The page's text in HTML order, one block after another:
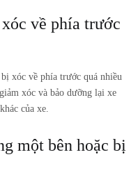
về phía trước
xóc về phía trước quá nhiều
xóc và bảo dưỡng lại xe
của xe.
một bên hoặc bị